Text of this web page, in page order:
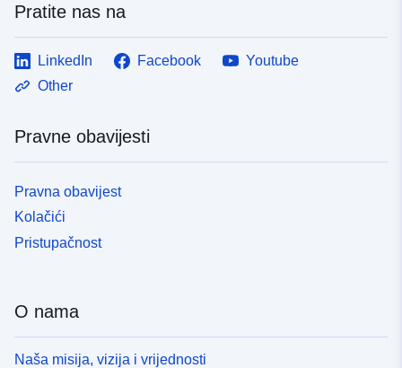
Pratite nas na
LinkedIn Facebook
Youtube
Other
Pravne obavijesti
Pravna obavijest
Kolačići
Pristupačnost
O nama
Naša misija, vizija i vrijednosti